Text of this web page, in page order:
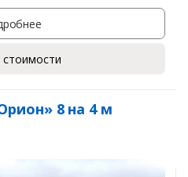
стоимости
8 на 4 м